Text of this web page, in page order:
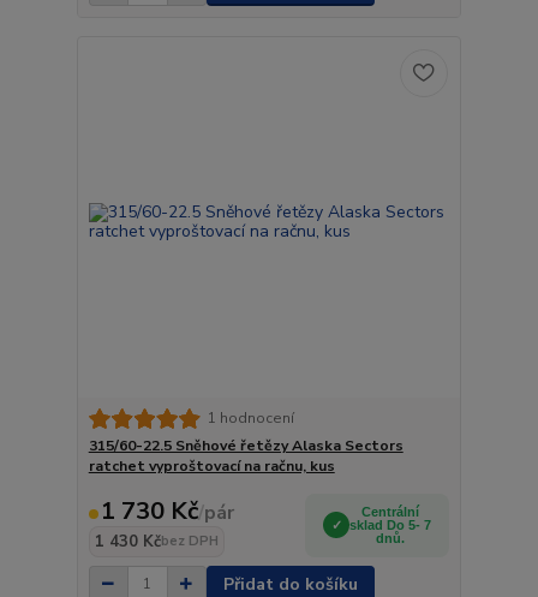
1 hodnocení
315/60-22.5 Sněhové řetězy Alaska Sectors
ratchet vyproštovací na račnu, kus
1 730 Kč/pár
1 430 Kčbez DPH
Centrální
sklad Do 5- 7
dnů.
Přidat do košíku